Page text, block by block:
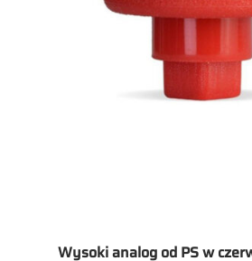
Wysoki analog od PS w